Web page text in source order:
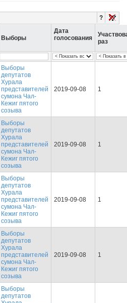
?
Выборы
Дата
голосования
раз
Выборы
депутатов
Хурала
представителей
сумона Чал-
Кежиг пятого
созыва
2019-09-08 1
Выборы
депутатов
Хурала
представителей
сумона Чал-
Кежиг пятого
созыва
2019-09-08 1
Выборы
депутатов
Хурала
представителей
сумона Чал-
Кежиг пятого
созыва
2019-09-08 1
Выборы
депутатов
Хурала
представителей
сумона Чал-
Кежиг пятого
созыва
2019-09-08 1
Выборы
депутатов